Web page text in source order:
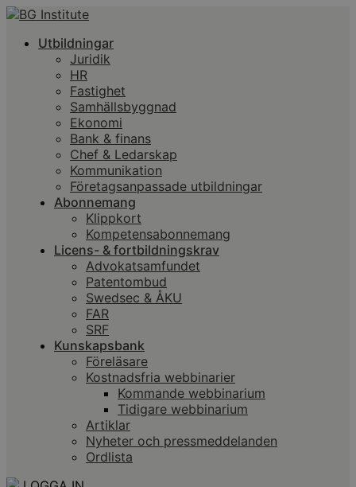
Utbildningar
Juridik
HR
Fastighet
Samhällsbyggnad
Ekonomi
Bank & finans
Chef & Ledarskap
Kommunikation
Företagsanpassade utbildningar
Abonnemang
Klippkort
Kompetensabonnemang
Licens- & fortbildningskrav
Advokatsamfundet
Patentombud
Swedsec & ÅKU
FAR
SRF
Kunskapsbank
Föreläsare
Kostnadsfria webbinarier
Kommande webbinarium
Tidigare webbinarium
Artiklar
Nyheter och pressmeddelanden
Ordlista